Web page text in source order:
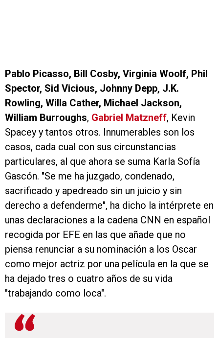
Pablo Picasso, Bill Cosby, Virginia Woolf, Phil
Spector, Sid Vicious, Johnny Depp, J.K.
Rowling, Willa Cather, Michael Jackson,
William Burroughs, Gabriel Matzneff, Kevin
Spacey y tantos otros. Innumerables son los
casos, cada cual con sus circunstancias
particulares, al que ahora se suma Karla Sofía
Gascón. "Se me ha juzgado, condenado,
sacrificado y apedreado sin un juicio y sin
derecho a defenderme", ha dicho la intérprete en
unas declaraciones a la cadena CNN en español
recogida por EFE en las que añade que no
piensa renunciar a su nominación a los Oscar
como mejor actriz por una película en la que se
ha dejado tres o cuatro años de su vida
"trabajando como loca".